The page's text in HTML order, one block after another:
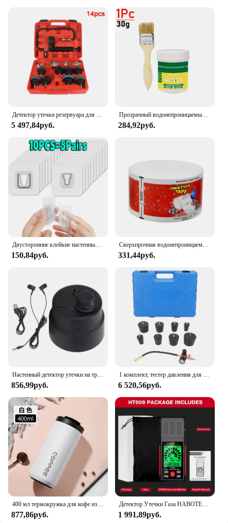
5 497,84руб.
Прозрачный водонепроницаемый герметик для покрытия, утечка стен, восстанавливающий материал, невидимый клей для утечки крыши, трещин, просачивание 30/100/300 г
284,92руб.
150,84руб.
Сверхпрочная водонепроницаемая лента: мгновенно предотвращает утечки, мгновенно закрывает ремонт и изоляцию труб из ПВХ!
331,44руб.
856,99руб. 6 520,56руб.
400 мл термокружка для кофе из нержавеющей стали 304, термос, герметичная портативная дорожная термокружка, бутылка для воды, рождественские подарки
877,86руб.
Детектор Утечки Газа HABOTEST HT609, детектор природного газа со звуковой и визуальной сигнализацией, датчик горючего газа
1 991,89руб.